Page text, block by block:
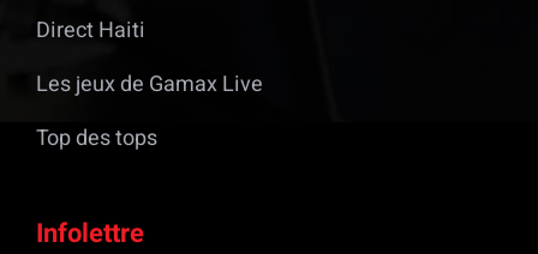
Direct Haiti
Les jeux de Gamax Live
Top des tops
Infolettre